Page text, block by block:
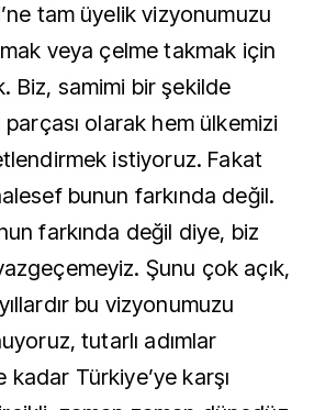
tam üyelik vizyonumuzu
veya çelme takmak için
Biz, samimi bir şekilde
parçası olarak hem ülkemizi
istiyoruz. Fakat
bunun farkında değil.
farkında değil diye, biz
Şunu çok açık,
bu vizyonumuzu
tutarlı adımlar
kadar Türkiye’ye karşı